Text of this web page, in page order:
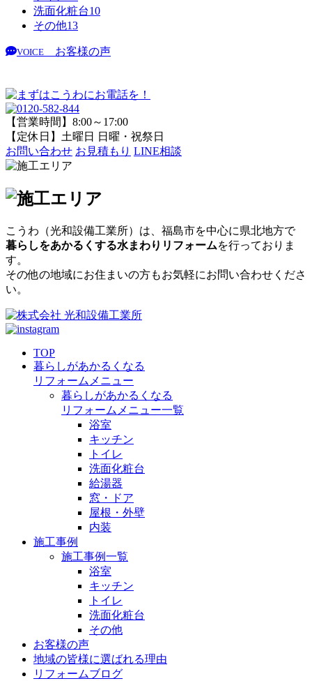
洗面化粧台10
その他13
VOICE お客様の声
【営業時間】8:00～17:00
【定休日】土曜日 日曜・祝祭日
お問い合わせ お見積もり LINE相談
こうわ（光和設備工業所） は、福島市を中心に県北地方で
暮らしをあかるくする水まわりリフォームを行っておりま
す。
その他の地域にお住まいの方もお気軽にお問い合わせくださ
い。
TOP
暮らしがあかるくなる
リフォームメニュー
暮らしがあかるくなる
リフォームメニュー一覧
浴室
キッチン
トイレ
洗面化粧台
給湯器
窓・ドア
屋根・外壁
内装
施工事例
施工事例一覧
浴室
キッチン
トイレ
洗面化粧台
その他
お客様の声
地域の皆様に選ばれる理由
リフォームブログ